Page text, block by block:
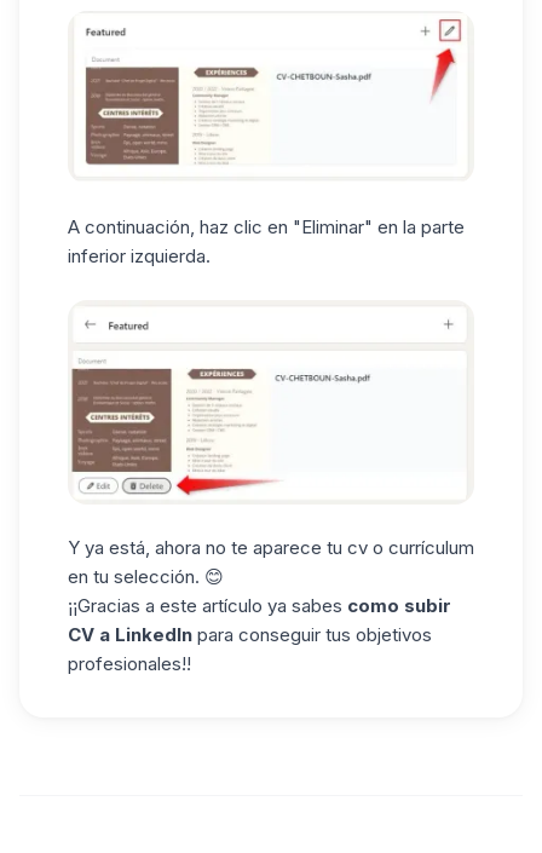
A continuación, haz clic en "Eliminar" en la parte
inferior izquierda.
Y ya está, ahora no te aparece tu cv o currículum
en tu selección. 😊
¡¡Gracias a este artículo ya sabes como subir
CV a LinkedIn para conseguir tus objetivos
profesionales!!